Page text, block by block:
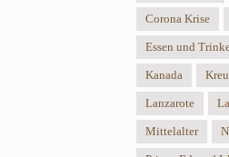
Corona Krise
Essen und
Kanada
Lanzarote
Mittelalter